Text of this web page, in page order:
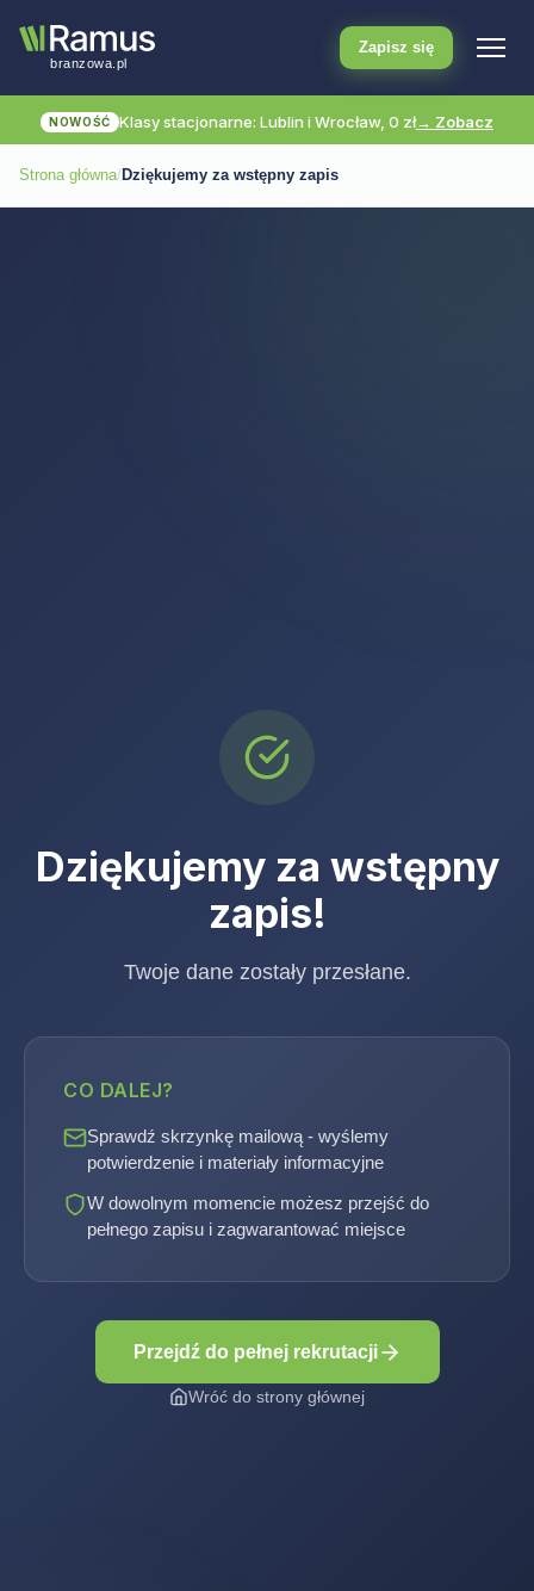
Zapisz się
NOWOŚĆ Klasy stacjonarne: Lublin i Wrocław, 0 zł→ Zobacz
Strona główna/ Dziękujemy za wstępny zapis
Dziękujemy za wstępny
zapis!
Twoje dane zostały przesłane.
CO DALEJ?
Sprawdź skrzynkę mailową - wyślemy
potwierdzenie i materiały informacyjne
W dowolnym momencie możesz przejść do
pełnego zapisu i zagwarantować miejsce
Przejdź do pełnej rekrutacji
Wróć do strony głównej